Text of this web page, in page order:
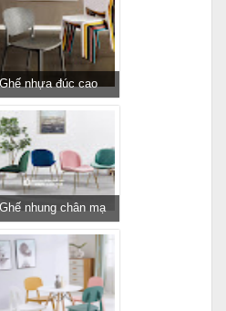
Ghế nhựa đúc cao
cấp cho nhà hàng
khách sạn giá rẻ
Ghế nhung chân mạ
vàng GLM116 - ghế
tiếp khách sang trọng
cho cửa hàng, spa,
văn phòng tại
Tp.HCM